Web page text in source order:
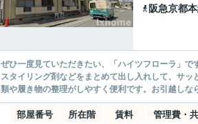
阪急京都
ぜひ一度見ていただきたい、「ハイツフローラ」
スタイリング剤などをまとめて出し入れして、サ
類や履き物の整理がしやすく便利です。お引越し
部屋番号 所在階 賃料 管理費・